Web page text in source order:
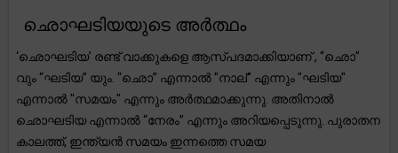
ഛൊഘടിയയുടെ അർത്ഥം
‘ഛൊഘടിയ’ രണ്ട് വാക്കുകളെ ആസ്പദമാക്കിയാണ് , “ഛൊ”
വും “ഘടിയ” യും. “ഛൊ” എന്നാൽ "നാല്" എന്നും "ഘടിയ"
എന്നാൽ "സമയം" എന്നും അർത്ഥമാക്കുന്നു. അതിനാൽ
ഛൊഘടിയ എന്നാൽ “നേരം” എന്നും അറിയപ്പെടുന്നു. പുരാതന
കാലത്ത്, ഇന്ത്യൻ സമയം ഇന്നത്തെ സമയ